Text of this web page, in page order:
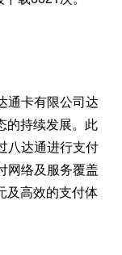
通卡有限公司达
的持续发展。此
八达通进行支付
网络及服务覆盖
及高效的支付体